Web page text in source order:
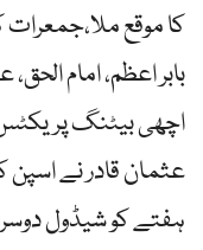
بابر اعظم، امام
اچھی بیٹنگ
عثمان قادر نے اسپن
ہفتے کو شیڈول